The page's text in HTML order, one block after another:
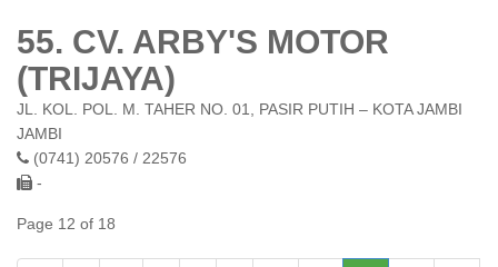
55. CV. ARBY'S MOTOR
(TRIJAYA)
JL. KOL. POL. M. TAHER NO. 01, PASIR PUTIH – KOTA JAMBI
JAMBI
(0741) 20576 / 22576
-
Page 12 of 18